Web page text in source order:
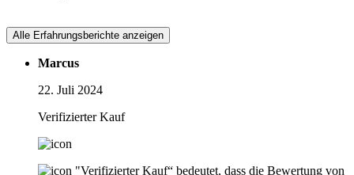
Alle Erfahrungsberichte anzeigen
Marcus
22. Juli 2024
Verifizierter Kauf
"Verifizierter Kauf“ bedeutet, dass die Bewertung von